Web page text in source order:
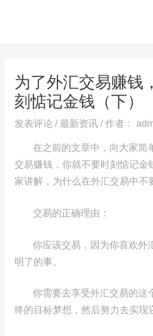
为了外汇交易赚钱
刻惦记金钱（下）
发表评论 /最新资讯/ 作者：
在之前的文章中，向大家简
交易赚钱，你就不要时刻惦记金
家讲解，为什么在外汇交易中不
交易的正确理由：
你应该交易，因为你喜欢外
明了的事。
你需要去享受外汇交易的这
终的目标梦想，然后努力去实现